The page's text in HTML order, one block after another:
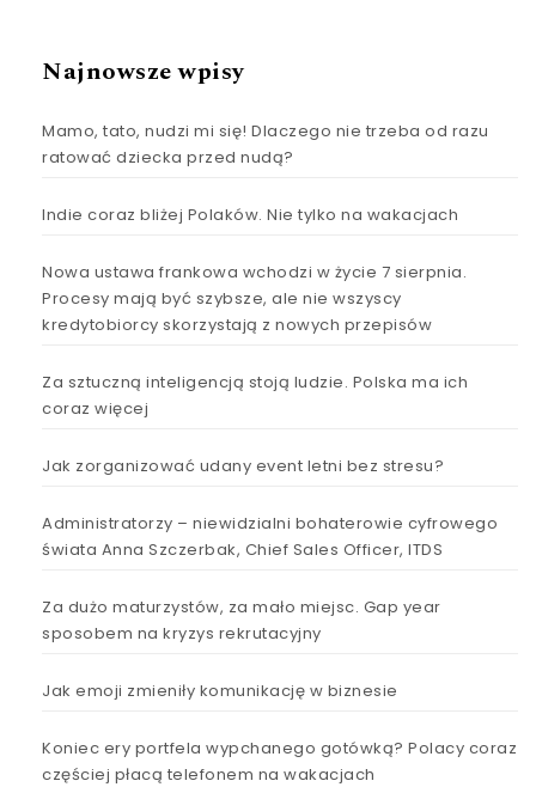
Najnowsze wpisy
Mamo, tato, nudzi mi się! Dlaczego nie trzeba od razu
ratować dziecka przed nudą?
Indie coraz bliżej Polaków. Nie tylko na wakacjach
Nowa ustawa frankowa wchodzi w życie 7 sierpnia.
Procesy mają być szybsze, ale nie wszyscy
kredytobiorcy skorzystają z nowych przepisów
Za sztuczną inteligencją stoją ludzie. Polska ma ich
coraz więcej
Jak zorganizować udany event letni bez stresu?
Administratorzy – niewidzialni bohaterowie cyfrowego
świata Anna Szczerbak, Chief Sales Officer, ITDS
Za dużo maturzystów, za mało miejsc. Gap year
sposobem na kryzys rekrutacyjny
Jak emoji zmieniły komunikację w biznesie
Koniec ery portfela wypchanego gotówką? Polacy coraz
częściej płacą telefonem na wakacjach